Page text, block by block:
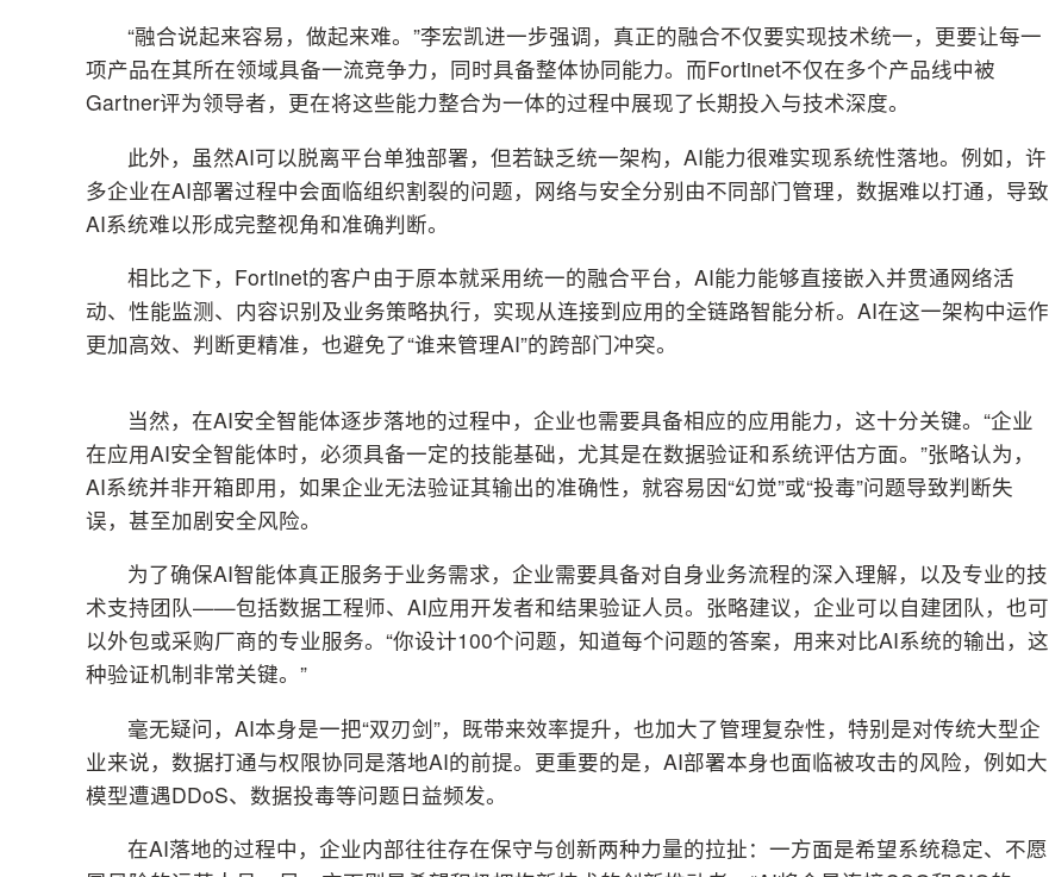
“融合说起来容易，做起来难。”李宏凯进一步强调，真正的融合不仅要实现技术统一，更要让每一
项产品在其所在领域具备一流竞争力，同时具备整体协同能力。而Fortinet不仅在多个产品线中被
Gartner评为领导者，更在将这些能力整合为一体的过程中展现了长期投入与技术深度。
此外，虽然AI可以脱离平台单独部署，但若缺乏统一架构，AI能力很难实现系统性落地。例如，许
多企业在AI部署过程中会面临组织割裂的问题，网络与安全分别由不同部门管理，数据难以打通，导致
AI系统难以形成完整视角和准确判断。
相比之下，Fortinet的客户由于原本就采用统一的融合平台，AI能力能够直接嵌入并贯通网络活
动、性能监测、内容识别及业务策略执行，实现从连接到应用的全链路智能分析。AI在这一架构中运作
更加高效、判断更精准，也避免了“谁来管理AI”的跨部门冲突。
当然，在AI安全智能体逐步落地的过程中，企业也需要具备相应的应用能力，这十分关键。“企业
在应用AI安全智能体时，必须具备一定的技能基础，尤其是在数据验证和系统评估方面。”张略认为，
AI系统并非开箱即用，如果企业无法验证其输出的准确性，就容易因“幻觉”或“投毒”问题导致判断失
误，甚至加剧安全风险。
为了确保AI智能体真正服务于业务需求，企业需要具备对自身业务流程的深入理解，以及专业的技
术支持团队——包括数据工程师、AI应用开发者和结果验证人员。张略建议，企业可以自建团队，也可
以外包或采购厂商的专业服务。“你设计100个问题，知道每个问题的答案，用来对比AI系统的输出，这
种验证机制非常关键。”
毫无疑问，AI本身是一把“双刃剑”，既带来效率提升，也加大了管理复杂性，特别是对传统大型企
业来说，数据打通与权限协同是落地AI的前提。更重要的是，AI部署本身也面临被攻击的风险，例如大
模型遭遇DDoS、数据投毒等问题日益频发。
在AI落地的过程中，企业内部往往存在保守与创新两种力量的拉扯：一方面是希望系统稳定、不愿